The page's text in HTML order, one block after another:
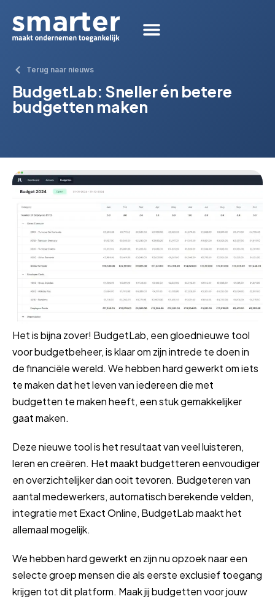
Terug naar nieuws
BudgetLab: Sneller én betere
budgetten maken
Het is bijna zover! BudgetLab, een gloednieuwe tool
voor budgetbeheer, is klaar om zijn intrede te doen in
de financiële wereld. We hebben hard gewerkt om iets
te maken dat het leven van iedereen die met
budgetten te maken heeft, een stuk gemakkelijker
gaat maken.
Deze nieuwe tool is het resultaat van veel luisteren,
leren en creëren. Het maakt budgetteren eenvoudiger
en overzichtelijker dan ooit tevoren. Budgeteren van
aantal medewerkers, automatisch berekende velden,
integratie met Exact Online, BudgetLab maakt het
allemaal mogelijk.
We hebben hard gewerkt en zijn nu opzoek naar een
selecte groep mensen die als eerste exclusief toegang
krijgen tot dit platform. Maak jij budgetten voor jouw